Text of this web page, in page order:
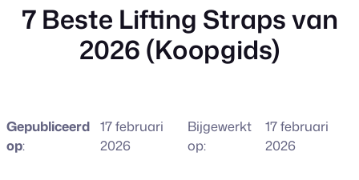
7 Beste Lifting Straps van
2026 (Koopgids)
Gepubliceerd
op:
17 februari
2026
Bijgewerkt
op:
17 februari
2026